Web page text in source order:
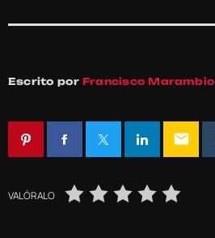
Escrito por Francisco Marambio
email
VALÓRALO